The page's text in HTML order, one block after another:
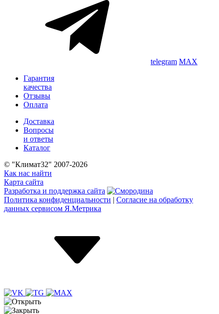
telegram MAX
Гарантия
качества
Отзывы
Оплата
Доставка
Вопросы
и ответы
Каталог
© "Климат32" 2007-2026
Как нас найти
Карта сайта
Разработка и поддержка сайта
Политика конфиденциальности | Согласие на обработку
данных сервисом Я.Метрика